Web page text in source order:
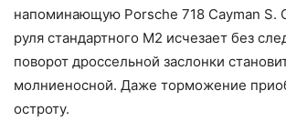
напоминающую Porsche 718 Cayman S.
руля стандартного M2 исчезает без
поворот дроссельной заслонки
молниеносной. Даже торможение
остроту.